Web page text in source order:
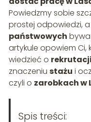
Powiedzmy sobie
prostej odpowiedzi,
państwowych
artykule opowiem Ci,
wiedzieć o rekrutacji
znaczeniu stażu i
czyli o zarobkach w
Spis treści: